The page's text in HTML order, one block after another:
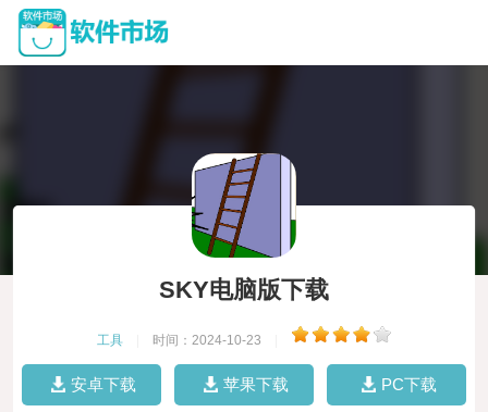
SKY电脑版下载
工具 时间：2024-10-23
安卓下载 苹果下载 PC下载